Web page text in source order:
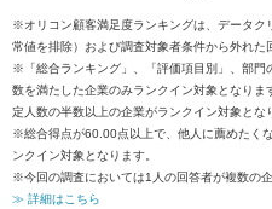
※オリコン顧客満足度ランキングは、データク
常値を排除）および調査対象者条件から外れた
※「総合ランキング」、「評価項目別」、部門
数を満たした企業のみランクイン対象となり
定人数の半数以上の企業がランクイン対象とな
※総合得点が60.00点以上で、他人に薦めたく
ンクイン対象となります。
※今回の調査においては1人の回答者が複数の
≫ 詳細はこちら